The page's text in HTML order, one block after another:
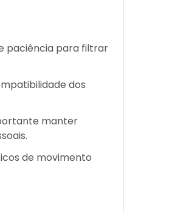
paciência para filtrar
dos
manter
de movimento